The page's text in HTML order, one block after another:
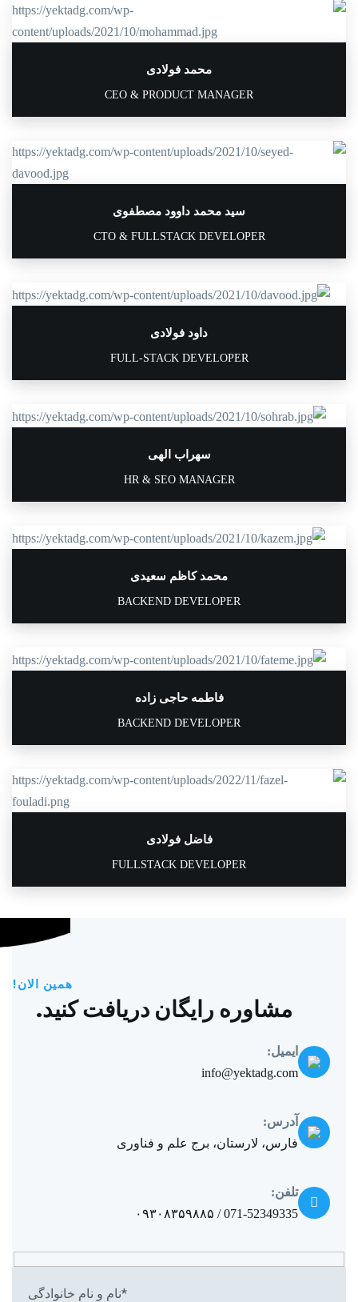
محمد فولادی
CEO & PRODUCT MANAGER
سید محمد داوود مصطفوی
CTO & FULLSTACK DEVELOPER
داود فولادی
FULL-STACK DEVELOPER
سهراب الهی
HR & SEO MANAGER
محمد کاظم سعیدی
BACKEND DEVELOPER
فاطمه حاجی زاده
BACKEND DEVELOPER
فاضل فولادی
FULLSTACK DEVELOPER
همین الان!
مشاوره رایگان دریافت کنید.
ایمیل:
info@yektadg.com
آدرس:
فارس، لارستان، برج علم و فناوری
تلفن:
071-52349335 / ۰۹۳۰۸۳۵۹۸۸۵